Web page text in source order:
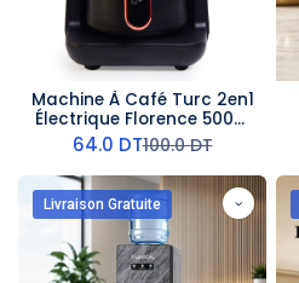
Machine À Café Turc 2en1
Électrique Florence 500W
Noir
64.0 DT100.0DT
Livraison Gratuite